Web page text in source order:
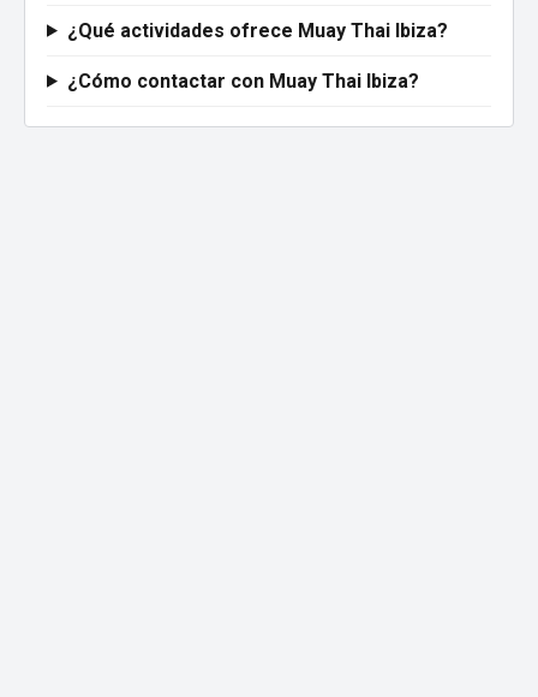
¿Qué actividades ofrece Muay Thai Ibiza?
¿Cómo contactar con Muay Thai Ibiza?